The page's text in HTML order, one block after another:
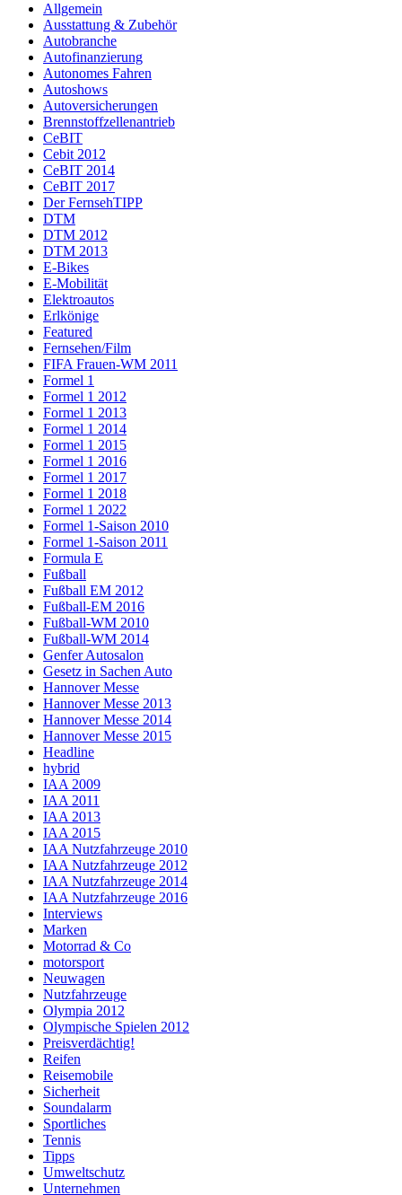
Allgemein
Ausstattung & Zubehör
Autobranche
Autofinanzierung
Autonomes Fahren
Autoshows
Autoversicherungen
Brennstoffzellenantrieb
CeBIT
Cebit 2012
CeBIT 2014
CeBIT 2017
Der FernsehTIPP
DTM
DTM 2012
DTM 2013
E-Bikes
E-Mobilität
Elektroautos
Erlkönige
Featured
Fernsehen/Film
FIFA Frauen-WM 2011
Formel 1
Formel 1 2012
Formel 1 2013
Formel 1 2014
Formel 1 2015
Formel 1 2016
Formel 1 2017
Formel 1 2018
Formel 1 2022
Formel 1-Saison 2010
Formel 1-Saison 2011
Formula E
Fußball
Fußball EM 2012
Fußball-EM 2016
Fußball-WM 2010
Fußball-WM 2014
Genfer Autosalon
Gesetz in Sachen Auto
Hannover Messe
Hannover Messe 2013
Hannover Messe 2014
Hannover Messe 2015
Headline
hybrid
IAA 2009
IAA 2011
IAA 2013
IAA 2015
IAA Nutzfahrzeuge 2010
IAA Nutzfahrzeuge 2012
IAA Nutzfahrzeuge 2014
IAA Nutzfahrzeuge 2016
Interviews
Marken
Motorrad & Co
motorsport
Neuwagen
Nutzfahrzeuge
Olympia 2012
Olympische Spielen 2012
Preisverdächtig!
Reifen
Reisemobile
Sicherheit
Soundalarm
Sportliches
Tennis
Tipps
Umweltschutz
Unternehmen